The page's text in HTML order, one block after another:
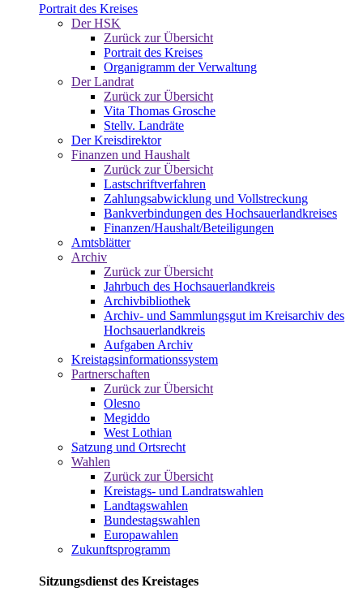
Portrait des Kreises
Der HSK
Zurück zur Übersicht
Portrait des Kreises
Organigramm der Verwaltung
Der Landrat
Zurück zur Übersicht
Vita Thomas Grosche
Stellv. Landräte
Der Kreisdirektor
Finanzen und Haushalt
Zurück zur Übersicht
Lastschriftverfahren
Zahlungsabwicklung und Vollstreckung
Bankverbindungen des Hochsauerlandkreises
Finanzen/Haushalt/Beteiligungen
Amtsblätter
Archiv
Zurück zur Übersicht
Jahrbuch des Hochsauerlandkreis
Archivbibliothek
Archiv- und Sammlungsgut im Kreisarchiv des
Hochsauerlandkreis
Aufgaben Archiv
Kreistagsinformationssystem
Partnerschaften
Zurück zur Übersicht
Olesno
Megiddo
West Lothian
Satzung und Ortsrecht
Wahlen
Zurück zur Übersicht
Kreistags- und Landratswahlen
Landtagswahlen
Bundestagswahlen
Europawahlen
Zukunftsprogramm
Sitzungsdienst des Kreistages